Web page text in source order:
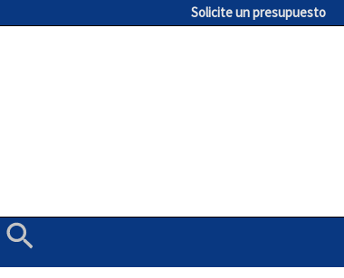
Solicite un presupuesto
Buscar